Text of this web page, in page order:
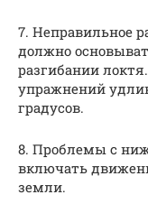
7. Неправильное
должно
разгибании
упражнений
градусов.
8. Проблемы с
включать
земли.